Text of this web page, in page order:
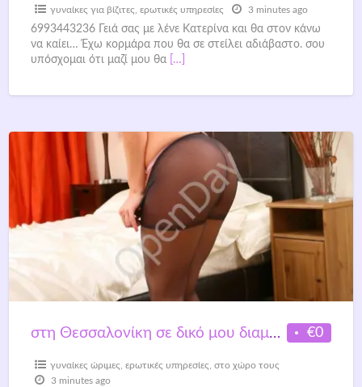
γυναίκες για βίζιτες ερωτικές υπηρεσίες 3 minutes ago
6993443236 Γειά σας με λένε Κατερίνα και θα στον κάνω
να καίει… Έχω κορμάρα που θα σε στείλει αδιάβαστο. σου
υπόσχομαι ότι μαζί μου θα
[…]
€0
στη Θεσσαλονίκη σε δικό μου διαμέρισμα (όχι στούντιο).
γυναίκες ώριμες ερωτικές υπηρεσίες στο χώρο τους
3 minutes ago